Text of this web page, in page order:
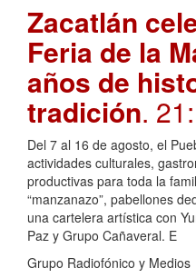
Zacatlán
Feria de la
años de
tradición.
Del 7 al 16 de agosto, el
actividades culturales,
productivas para toda la
“manzanazo”, pabellones
una cartelera artística con
Paz y Grupo Cañaveral. E
Grupo Radiofónico y Medios